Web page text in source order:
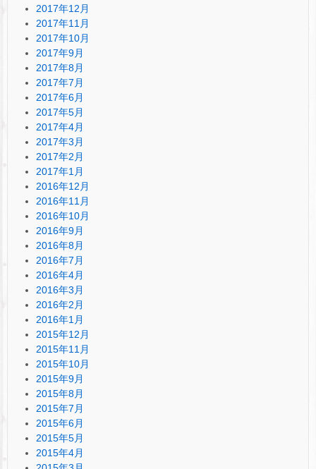
2017年12月
2017年11月
2017年10月
2017年9月
2017年8月
2017年7月
2017年6月
2017年5月
2017年4月
2017年3月
2017年2月
2017年1月
2016年12月
2016年11月
2016年10月
2016年9月
2016年8月
2016年7月
2016年4月
2016年3月
2016年2月
2016年1月
2015年12月
2015年11月
2015年10月
2015年9月
2015年8月
2015年7月
2015年6月
2015年5月
2015年4月